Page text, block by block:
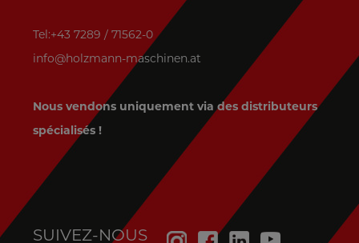
Tel:+43 7289 / 71562-0
info@holzmann-maschinen.at
Nous vendons uniquement via des distributeurs
spécialisés !
SUIVEZ-NOUS